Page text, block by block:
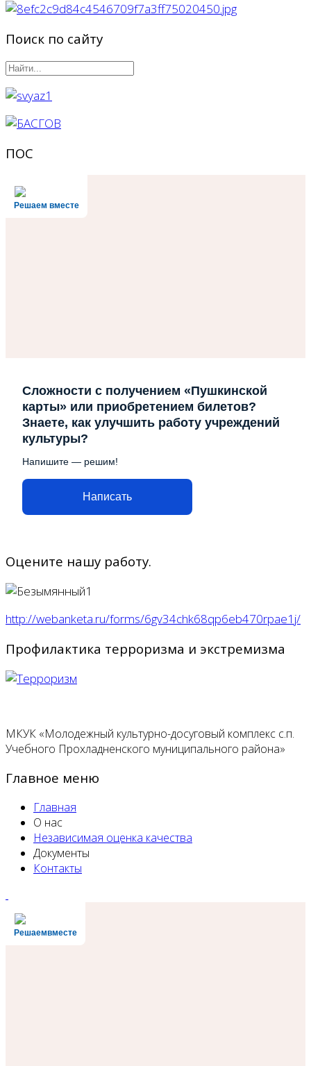
Поиск по сайту
ПОС
Решаем вместе
Сложности с получением «Пушкинской
карты» или приобретением билетов?
Знаете, как улучшить работу учреждений
культуры?
Напишите — решим!
Написать
Оцените нашу работу.
http://webanketa.ru/forms/6gv34chk68qp6eb470rpae1j/
Профилактика терроризма и экстремизма
МКУК «Молодежный культурно-досуговый комплекс с.п.
Учебного Прохладненского муниципального района»
Главное меню
Главная
О нас
Независимая оценка качества
Документы
Контакты
Решаемвместе